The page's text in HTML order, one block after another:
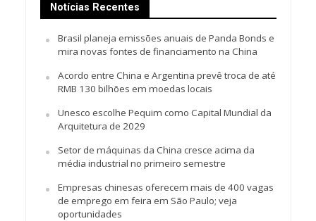
Notícias Recentes
Brasil planeja emissões anuais de Panda Bonds e
mira novas fontes de financiamento na China
Acordo entre China e Argentina prevê troca de até
RMB 130 bilhões em moedas locais
Unesco escolhe Pequim como Capital Mundial da
Arquitetura de 2029
Setor de máquinas da China cresce acima da
média industrial no primeiro semestre
Empresas chinesas oferecem mais de 400 vagas
de emprego em feira em São Paulo; veja
oportunidades